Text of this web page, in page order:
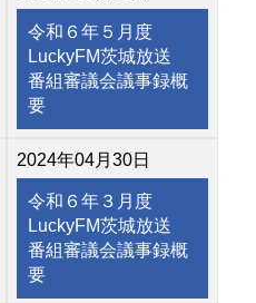
令和６年５月度
LuckyFM茨城放送
番組審議会議事録概
要
2024年04月30日
令和６年３月度
LuckyFM茨城放送
番組審議会議事録概
要